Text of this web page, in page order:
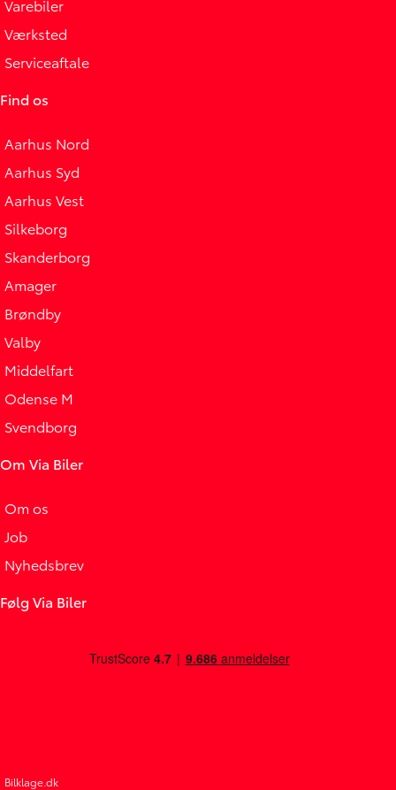
Varebiler
Værksted
Serviceaftale
Find os
Aarhus Nord
Aarhus Syd
Aarhus Vest
Silkeborg
Skanderborg
Amager
Brøndby
Valby
Middelfart
Odense M
Svendborg
Om Via Biler
Om os
Job
Nyhedsbrev
Følg Via Biler
Bilklage.dk